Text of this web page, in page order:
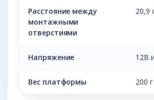
Расстояние между
монтажными
отверстиями
20,9
Напряжение 12В
Вес платформы 200 г